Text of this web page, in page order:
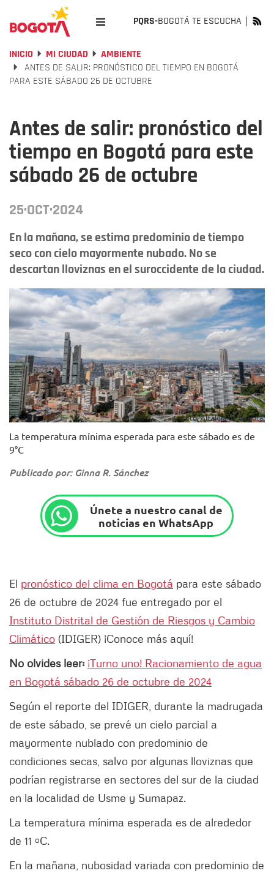
PQRS-BOGOTÁ TE ESCUCHA
INICIO MI CIUDAD
AMBIENTE
ANTES DE SALIR: PRONÓSTICO DEL TIEMPO EN BOGOTÁ
PARA ESTE SÁBADO 26 DE OCTUBRE
Antes de salir: pronóstico del
tiempo en Bogotá para este
sábado 26 de octubre
25·OCT·2024
En la mañana, se estima predominio de tiempo
seco con cielo mayormente nubado. No se
descartan lloviznas en el suroccidente de la ciudad.
Foto: Alcaldía de Bogotá.
La temperatura mínima esperada para este sábado es de
9°C
Publicado por: Ginna R. Sánchez
Únete a nuestro canal de
noticias en WhatsApp
El pronóstico del clima en Bogotá para este sábado
26 de octubre de 2024 fue entregado por el
Instituto Distrital de Gestión de Riesgos y Cambio
Climático (IDIGER) ¡Conoce más aquí!
No olvides leer: ¡Turno uno! Racionamiento de agua
en Bogotá sábado 26 de octubre de 2024
Según el reporte del IDIGER, durante la madrugada
de este sábado, se prevé un cielo parcial a
mayormente nublado con predominio de
condiciones secas, salvo por algunas lloviznas que
podrían registrarse en sectores del sur de la ciudad
en la localidad de Usme y Sumapaz.
La temperatura mínima esperada es de alrededor
de 11 ºC.
En la mañana, nubosidad variada con predominio de